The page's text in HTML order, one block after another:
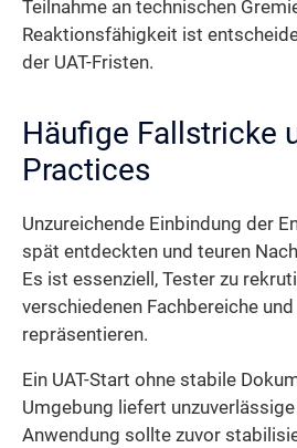
Teilnahme an technischen
Reaktionsfähigkeit ist
der UAT-Fristen.
Häufige Fallstricke
Practices
Unzureichende Einbindung der
spät entdeckten und teuren
Es ist essenziell, Tester zu
verschiedenen Fachbereiche und
repräsentieren.
Ein UAT-Start ohne stabile
Umgebung liefert
Anwendung sollte zuvor